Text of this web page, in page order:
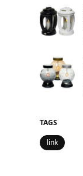
TAGS
link